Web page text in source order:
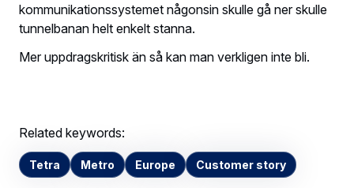
kommunikationssystemet någonsin skulle gå ner skulle
tunnelbanan helt enkelt stanna.
Mer uppdragskritisk än så kan man verkligen inte bli.
Related keywords:
Tetra Metro Europe Customer story